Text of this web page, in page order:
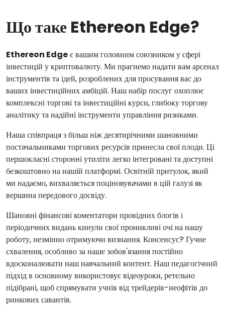
Що таке Ethereon Edge?
Ethereon Edgeє вашим головним союзником у сфері
інвестицій у криптовалюту. Ми прагнемо надати вам арсенал
інструментів та ідей, розроблених для просування вас до
ваших інвестиційних амбіцій. Наш набір послуг охоплює
комплексні торгові та інвестиційні курси, глибоку торгову
аналітику та надійні інструменти управління ризиками.
Наша співпраця з більш ніж десятирічними шановними
постачальниками торгових ресурсів принесла свої плоди. Ці
першокласні сторонні утиліти легко інтегровані та доступні
безкоштовно на нашій платформі. Освітній притулок, який
ми надаємо, вихваляється поціновувачами в цій галузі як
вершина передового досвіду.
Шановні фінансові коментатори провідних блогів і
періодичних видань кинули свої проникливі очі на нашу
роботу, незмінно отримуючи визнання. Консенсус? Гучне
схвалення, особливо за наше зобов'язання постійно
вдосконалювати наш навчальний контент. Наш педагогічний
підхід в основному використовує відеоуроки, ретельно
підібрані, щоб спрямувати учнів від трейдерів-неофітів до
ринкових савантів.